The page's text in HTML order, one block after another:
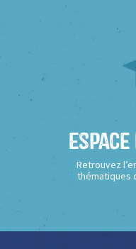
Retrouvez
thématiques